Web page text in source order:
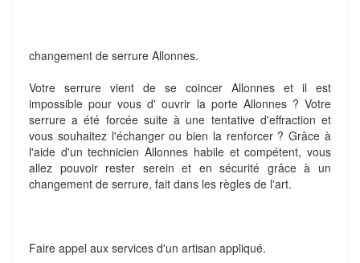
changement de serrure Allonnes.
Votre serrure vient de se coincer Allonnes et il est
impossible pour vous d' ouvrir la porte Allonnes ? Votre
serrure a été forcée suite à une tentative d'effraction et
vous souhaitez l'échanger ou bien la renforcer ? Grâce à
l'aide d'un technicien Allonnes habile et compétent, vous
allez pouvoir rester serein et en sécurité grâce à un
changement de serrure, fait dans les règles de l'art.
Faire appel aux services d'un artisan appliqué.